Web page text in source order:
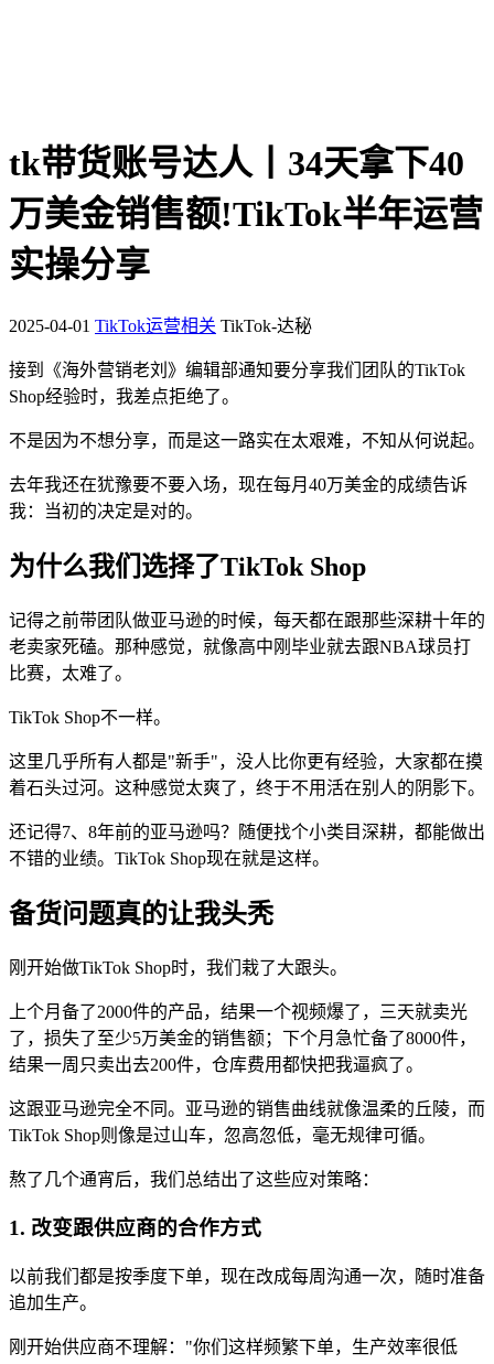
tk带货账号达人丨34天拿下40
万美金销售额!TikTok半年运营
实操分享
2025-04-01 TikTok运营相关 TikTok-达秘
接到《海外营销老刘》编辑部通知要分享我们团队的TikTok
Shop经验时，我差点拒绝了。
不是因为不想分享，而是这一路实在太艰难，不知从何说起。
去年我还在犹豫要不要入场，现在每月40万美金的成绩告诉
我：当初的决定是对的。
为什么我们选择了TikTok Shop
记得之前带团队做亚马逊的时候，每天都在跟那些深耕十年的
老卖家死磕。那种感觉，就像高中刚毕业就去跟NBA球员打
比赛，太难了。
TikTok Shop不一样。
这里几乎所有人都是"新手"，没人比你更有经验，大家都在摸
着石头过河。这种感觉太爽了，终于不用活在别人的阴影下。
还记得7、8年前的亚马逊吗？随便找个小类目深耕，都能做出
不错的业绩。TikTok Shop现在就是这样。
备货问题真的让我头秃
刚开始做TikTok Shop时，我们栽了大跟头。
上个月备了2000件的产品，结果一个视频爆了，三天就卖光
了，损失了至少5万美金的销售额；下个月急忙备了8000件，
结果一周只卖出去200件，仓库费用都快把我逼疯了。
这跟亚马逊完全不同。亚马逊的销售曲线就像温柔的丘陵，而
TikTok Shop则像是过山车，忽高忽低，毫无规律可循。
熬了几个通宵后，我们总结出了这些应对策略：
1. 改变跟供应商的合作方式
以前我们都是按季度下单，现在改成每周沟通一次，随时准备
追加生产。
刚开始供应商不理解："你们这样频繁下单，生产效率很低